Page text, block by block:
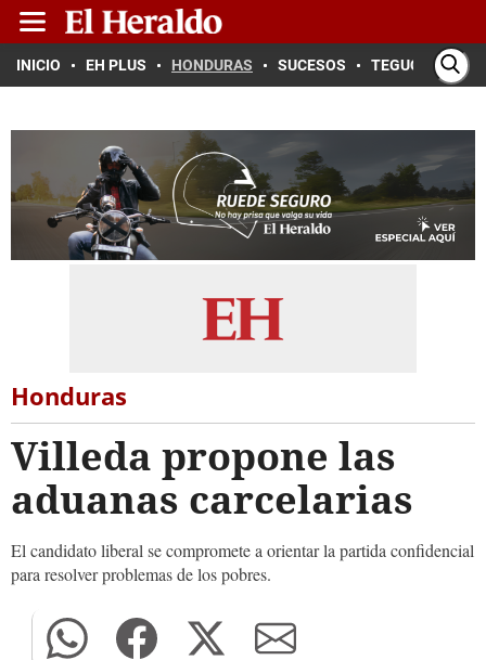
INICIO EH PLUS HONDURAS SUCESOS TEGUCIGALPA
Honduras
Villeda propone las
aduanas carcelarias
El candidato liberal se compromete a orientar la partida confidencial
para resolver problemas de los pobres.